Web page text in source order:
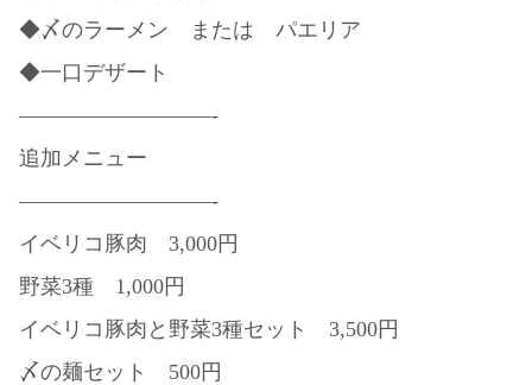
◆〆のラーメン または パエリア
◆一口デザート
—————————-
追加メニュー
—————————-
イベリコ豚肉 3,000円
野菜3種 1,000円
イベリコ豚肉と野菜3種セット 3,500円
〆の麺セット 500円